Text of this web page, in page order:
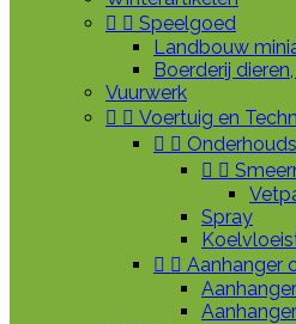
  Speelgoed
Landbouw
Boerderij
Vuurwerk
  Voertuig en
 
 
Spray
  Aanhanger